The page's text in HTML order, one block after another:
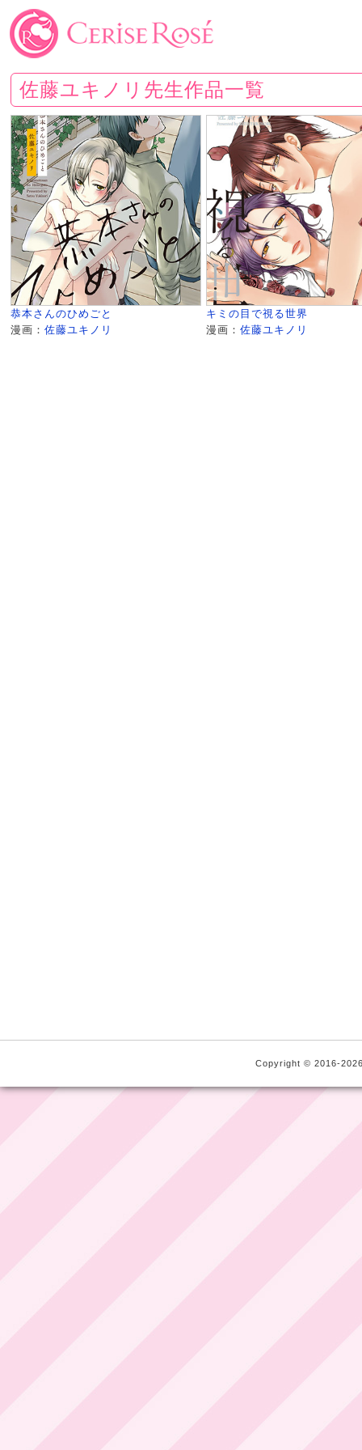
佐藤ユキノリ先生作品一覧
恭本さんのひめごと
漫画： 佐藤ユキノリ
キミの目で視る世界
漫画： 佐藤ユキノリ
Copyright © 2016-